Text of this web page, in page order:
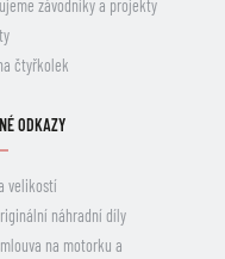
závodníky a projekty
čtyřkolek
ODKAZY
velikostí
náhradní díly
na motorku a